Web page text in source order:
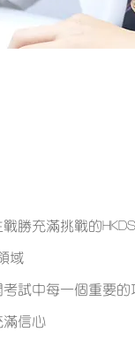
勝充滿挑戰的
域
試中每一個重要的
滿信心